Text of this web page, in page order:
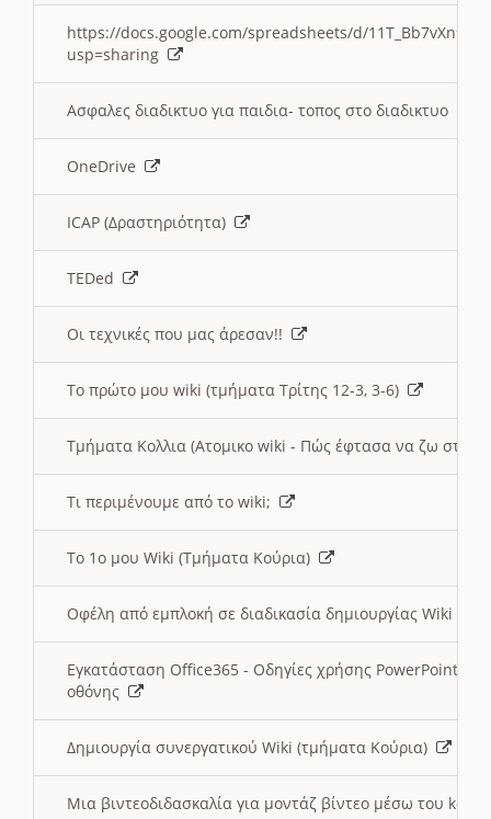
https://docs.google.com/spreadsheets/d/
usp=sharing
Ασφαλες διαδικτυο για παιδια- τοπος στο διαδικτυο
OneDrive
ICAP (Δραστηριότητα)
TEDed
Οι τεχνικές που μας άρεσαν!!
Το πρώτο μου wiki (τμήματα Τρίτης 12-3, 3-6)
Τμήματα Κολλια (Ατομικο wiki - Πώς έφτασα να ζω στην
Τι περιμένουμε από το wiki;
Το 1ο μου Wiki (Τμήματα Κούρια)
Οφέλη από εμπλοκή σε διαδικασία δημιουργίας Wiki
Εγκατάσταση Office365 - Οδηγίες χρήσης PowerPoint
οθόνης
Δημιουργία συνεργατικού Wiki (τμήματα Κούρια)
Μια βιντεοδιδασκαλία για μοντάζ βίντεο μέσω του